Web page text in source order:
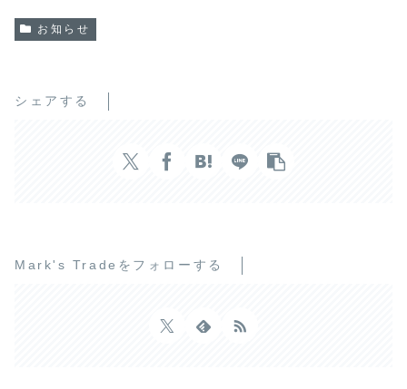
お知らせ
シェアする
Mark's Tradeをフォローする